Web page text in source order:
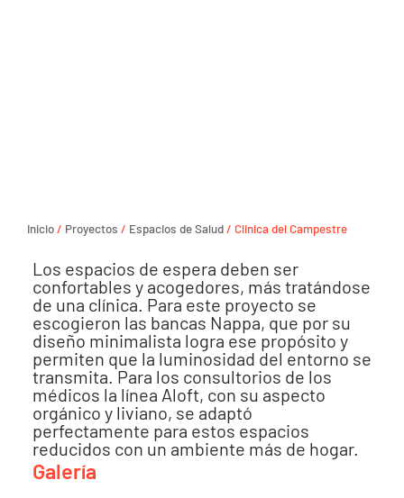
Inicio/ Proyectos / Espacios de Salud/ Clinica del Campestre
Los espacios de espera deben ser
confortables y acogedores, más tratándose
de una clínica. Para este proyecto se
escogieron las bancas Nappa, que por su
diseño minimalista logra ese propósito y
permiten que la luminosidad del entorno se
transmita. Para los consultorios de los
médicos la línea Aloft, con su aspecto
orgánico y liviano, se adaptó
perfectamente para estos espacios
reducidos con un ambiente más de hogar.
Galería